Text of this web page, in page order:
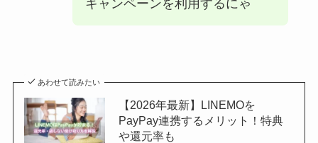
キャンペーンを利用するにゃ
あわせて読みたい
【2026年最新】LINEMOを
PayPay連携するメリット！特典
や還元率も